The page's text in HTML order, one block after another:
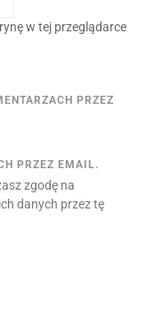
w tej przeglądarce
PRZEZ
PRZEZ EMAIL.
zgodę na
danych przez tę